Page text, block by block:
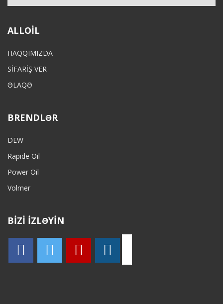
ALLOIL
HAQQIMIZDA
SİFARİŞ VER
ƏLAQƏ
BRENDLƏR
DEW
Rapide Oil
Power Oil
Volmer
BİZİ İZLƏYİN